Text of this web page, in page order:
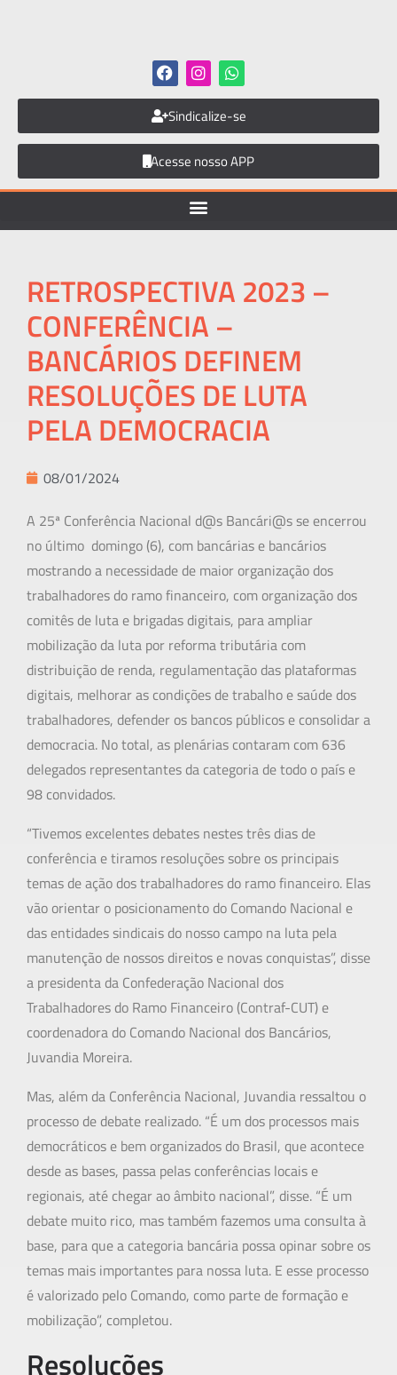
Sindicalize-se
Acesse nosso APP
RETROSPECTIVA 2023 –
CONFERÊNCIA –
BANCÁRIOS DEFINEM
RESOLUÇÕES DE LUTA
PELA DEMOCRACIA
08/01/2024
A 25ª Conferência Nacional d@s Bancári@s se encerrou
no último domingo (6), com bancárias e bancários
mostrando a necessidade de maior organização dos
trabalhadores do ramo financeiro, com organização dos
comitês de luta e brigadas digitais, para ampliar
mobilização da luta por reforma tributária com
distribuição de renda, regulamentação das plataformas
digitais, melhorar as condições de trabalho e saúde dos
trabalhadores, defender os bancos públicos e consolidar a
democracia. No total, as plenárias contaram com 636
delegados representantes da categoria de todo o país e
98 convidados.
“Tivemos excelentes debates nestes três dias de
conferência e tiramos resoluções sobre os principais
temas de ação dos trabalhadores do ramo financeiro. Elas
vão orientar o posicionamento do Comando Nacional e
das entidades sindicais do nosso campo na luta pela
manutenção de nossos direitos e novas conquistas”, disse
a presidenta da Confederação Nacional dos
Trabalhadores do Ramo Financeiro (Contraf-CUT) e
coordenadora do Comando Nacional dos Bancários,
Juvandia Moreira.
Mas, além da Conferência Nacional, Juvandia ressaltou o
processo de debate realizado. “É um dos processos mais
democráticos e bem organizados do Brasil, que acontece
desde as bases, passa pelas conferências locais e
regionais, até chegar ao âmbito nacional”, disse. “É um
debate muito rico, mas também fazemos uma consulta à
base, para que a categoria bancária possa opinar sobre os
temas mais importantes para nossa luta. E esse processo
é valorizado pelo Comando, como parte de formação e
mobilização”, completou.
Resoluções